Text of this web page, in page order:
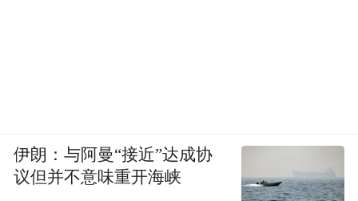
伊朗：与阿曼“接近”达成协
议但并不意味重开海峡